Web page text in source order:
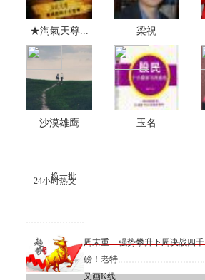
★淘氣天尊... 梁祝
沙漠雄鹰 玉名
24小时热文
换一批
周末重
磅！老特
又画K线
强势攀升下周决战四千